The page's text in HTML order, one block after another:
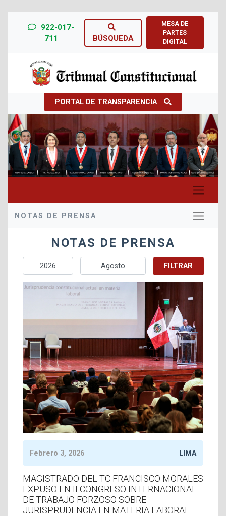
922-017-
711
BÚSQUEDA
MESA DE
PARTES
DIGITAL
PORTAL DE TRANSPARENCIA
Previous Next
NOTAS DE PRENSA
NOTAS DE PRENSA
FILTRAR
Febrero 3, 2026 LIMA
MAGISTRADO DEL TC FRANCISCO MORALES
EXPUSO EN II CONGRESO INTERNACIONAL
DE TRABAJO FORZOSO SOBRE
JURISPRUDENCIA EN MATERIA LABORAL